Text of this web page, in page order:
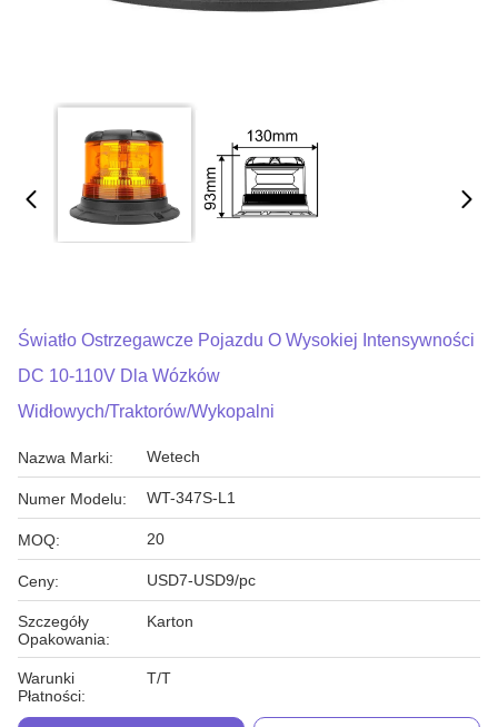
Światło Ostrzegawcze Pojazdu O Wysokiej Intensywności
DC 10-110V Dla Wózków
Widłowych/traktorów/wykopalni
Nazwa Marki: Wetech
Numer Modelu: WT-347S-L1
MOQ: 20
Ceny: USD7-USD9/pc
Szczegóły
Opakowania:
Karton
Warunki
Płatności:
T/T